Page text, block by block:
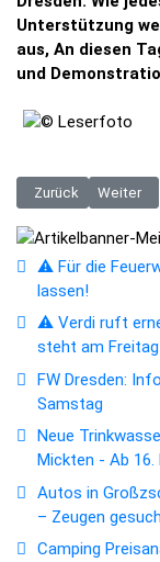
Unterstützung
aus, An diesen
und
Vorheriger Beitrag:
Zurück Nächster
Weiter
⚠️ Für die
lassen!
⚠️ Verdi ruft
steht am
FW Dresden:
Samstag
Neue
Mickten - Ab
Autos in
– Zeugen
Camping